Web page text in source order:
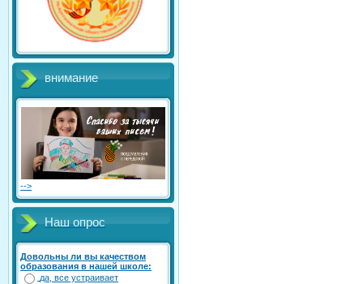
внимание
-->
Наш опрос
Довольны ли вы качеством
образования в нашей школе:
да, все устраивает